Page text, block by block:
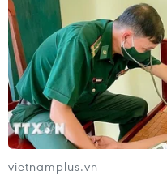
TIN LIÊN QUAN
vietnamplus.vn